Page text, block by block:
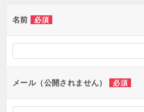
ー
シ
ョ
ン
名前 必須
メール（公開されません） 必須